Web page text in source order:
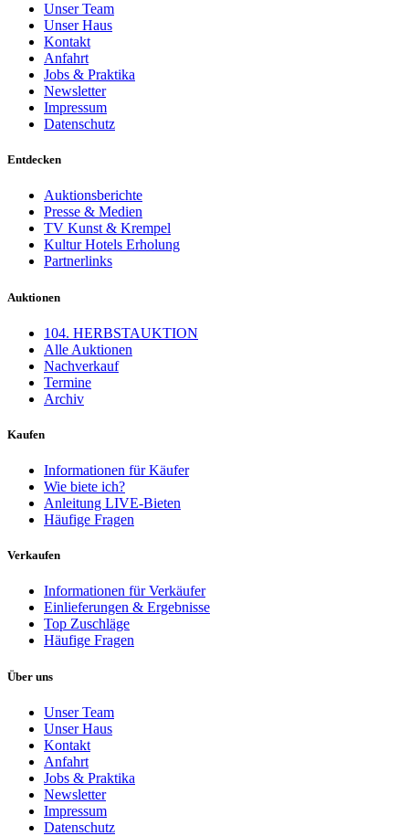
Unser Team
Unser Haus
Kontakt
Anfahrt
Jobs & Praktika
Newsletter
Impressum
Datenschutz
Entdecken
Auktionsberichte
Presse & Medien
TV Kunst & Krempel
Kultur Hotels Erholung
Partnerlinks
Auktionen
104. HERBSTAUKTION
Alle Auktionen
Nachverkauf
Termine
Archiv
Kaufen
Informationen für Käufer
Wie biete ich?
Anleitung LIVE-Bieten
Häufige Fragen
Verkaufen
Informationen für Verkäufer
Einlieferungen & Ergebnisse
Top Zuschläge
Häufige Fragen
Über uns
Unser Team
Unser Haus
Kontakt
Anfahrt
Jobs & Praktika
Newsletter
Impressum
Datenschutz